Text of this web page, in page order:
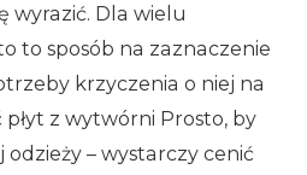
wyrazić. Dla wielu
to sposób na zaznaczenie
krzyczenia o niej na
płyt z wytwórni Prosto, by
– wystarczy cenić